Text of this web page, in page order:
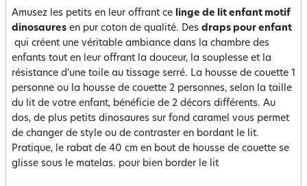
Amusez les petits en leur offrant ce linge de lit enfant motif
dinosaures en pur coton de qualité. Des draps pour enfant
qui créent une véritable ambiance dans la chambre des
enfants tout en leur offrant la douceur, la souplesse et la
résistance d'une toile au tissage serré. La housse de couette 1
personne ou la housse de couette 2 personnes, selon la taille
du lit de votre enfant, bénéficie de 2 décors différents. Au
dos, de plus petits dinosaures sur fond caramel vous permet
de changer de style ou de contraster en bordant le lit.
Pratique, le rabat de 40 cm en bout de housse de couette se
glisse sous le matelas. pour bien border le lit